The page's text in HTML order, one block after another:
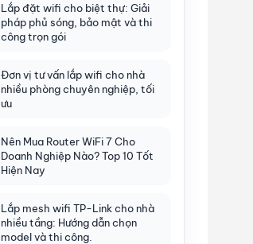
Lắp đặt wifi cho biệt thự: Giải
pháp phủ sóng, bảo mật và thi
công trọn gói
Đơn vị tư vấn lắp wifi cho nhà
nhiều phòng chuyên nghiệp, tối
ưu
Nên Mua Router WiFi 7 Cho
Doanh Nghiệp Nào? Top 10 Tốt
Hiện Nay
Lắp mesh wifi TP-Link cho nhà
nhiều tầng: Hướng dẫn chọn
model và thi công.